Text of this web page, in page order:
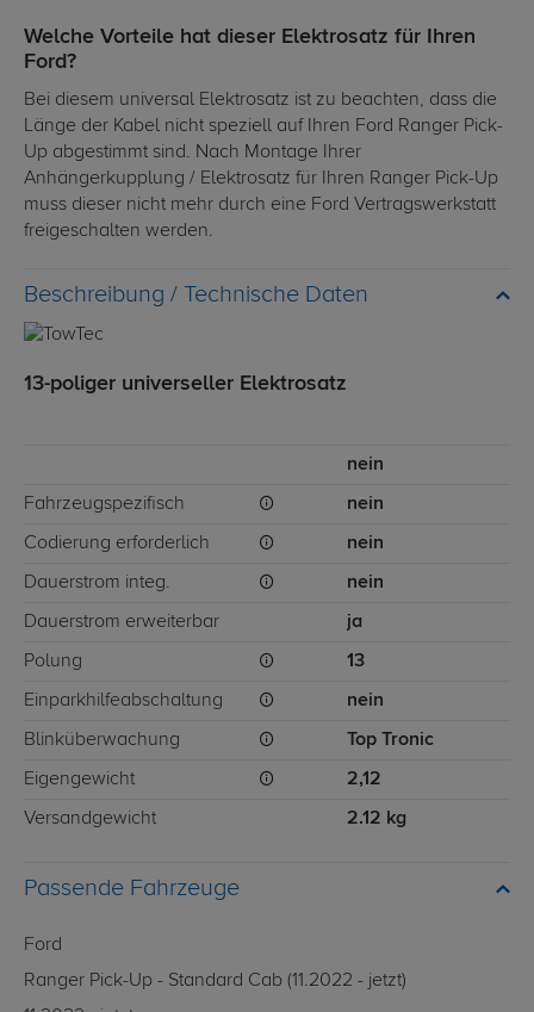
Welche Vorteile hat dieser Elektrosatz für Ihren
Ford?
Bei diesem universal Elektrosatz ist zu beachten, dass die
Länge der Kabel nicht speziell auf Ihren Ford Ranger Pick-
Up abgestimmt sind. Nach Montage Ihrer
Anhängerkupplung / Elektrosatz für Ihren Ranger Pick-Up
muss dieser nicht mehr durch eine Ford Vertragswerkstatt
freigeschalten werden.
Technische Daten
13-poliger universeller Elektrosatz
nein
Fahrzeugspezifisch nein
Codierung erforderlich nein
Dauerstrom integ. nein
Dauerstrom erweiterbar ja
Polung 13
Einparkhilfeabschaltung nein
Blinküberwachung Top Tronic
Eigengewicht 2,12
Versandgewicht 2.12 kg
Passende Fahrzeuge
Ford
Ranger Pick-Up - Standard Cab (11.2022 - jetzt)